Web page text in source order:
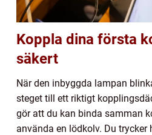
Koppla dina första
säkert
När den inbyggda lampan
steget till ett riktigt
gör att du kan binda samman
använda en lödkolv. Du trycker